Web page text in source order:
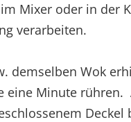
Mixer oder in der
verarbeiten.
demselben Wok
eine Minute rühren.
Deckel